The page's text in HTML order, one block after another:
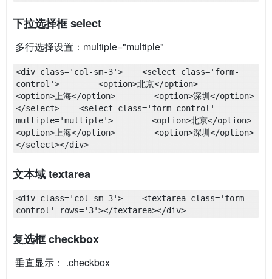
下拉选择框 select
​ 多行选择设置：multiple="multiple"
<div class='col-sm-3'>    <select class='form-
control'>        <option>北京</option>
<option>上海</option>        <option>深圳</option>
</select>    <select class='form-control'
multiple='multiple'>        <option>北京</option>
<option>上海</option>        <option>深圳</option>
</select></div>
文本域 textarea
<div class='col-sm-3'>    <textarea class='form-
control' rows='3'></textarea></div>
复选框 checkbox
​ 垂直显示： .checkbox